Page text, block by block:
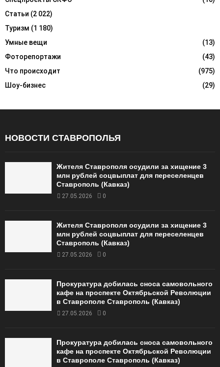
Статьи (2 022)
Туризм (1 180)
Умные вещи
(13)
Фоторепортажи
(43)
Что происходит
(975)
Шоу-бизнес
(29)
НОВОСТИ СТАВРОПОЛЬЯ
Жителя Ставрополя осудили за хищение 3
млн рублей соцвыплат для переселенцев
Ставрополь (Кавказ)
27.05.2026 0
Жителя Ставрополя осудили за хищение 3
млн рублей соцвыплат для переселенцев
Ставрополь (Кавказ)
27.05.2026 0
Прокуратура добилась сноса самовольного
кафе на проспекте Октябрьской Революции
в Ставрополе Ставрополь (Кавказ)
27.05.2026 0
Прокуратура добилась сноса самовольного
кафе на проспекте Октябрьской Революции
в Ставрополе Ставрополь (Кавказ)